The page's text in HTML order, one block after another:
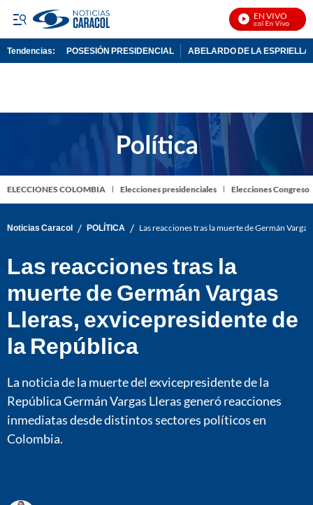
EN VIVO
Noticias Caracol En Vivo
Tendencias: POSESIÓN PRESIDENCIAL ABELARDO DE LA ESPRIELLA
ELECCIONES COLOMBIA Elecciones presidenciales Elecciones Congreso
Noticias Caracol / POLÍTICA / Las reacciones tras la muerte de Germán
Las reacciones tras la
muerte de Germán Vargas
Lleras, exvicepresidente de
la República
La noticia de la muerte del exvicepresidente de la
República Germán Vargas Lleras generó reacciones
inmediatas desde distintos sectores políticos en
Colombia.